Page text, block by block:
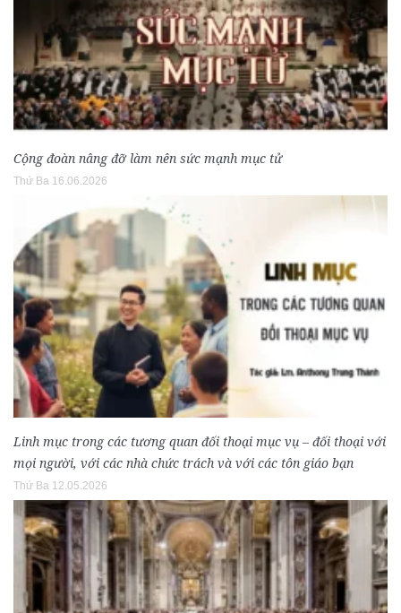
Cộng đoàn nâng đỡ làm nên sức mạnh mục tử
Thứ Ba 16.06.2026
Linh mục trong các tương quan đối thoại mục vụ – đối thoại với
mọi người, với các nhà chức trách và với các tôn giáo bạn
Thứ Ba 12.05.2026